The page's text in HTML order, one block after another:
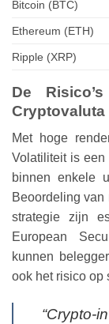
Bitcoin (BTC)
Ethereum (ETH)
Ripple (XRP)
De
Cryptovaluta
Met hoge
Volatiliteit is een
binnen enkele
Beoordeling van
strategie zijn
European
kunnen
ook het risico op